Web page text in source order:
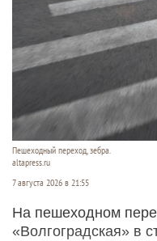
Пешеходный переход, зебра.
altapress.ru
7 августа 2026 в 21:55
На пешеходном
«Волгоградская» в